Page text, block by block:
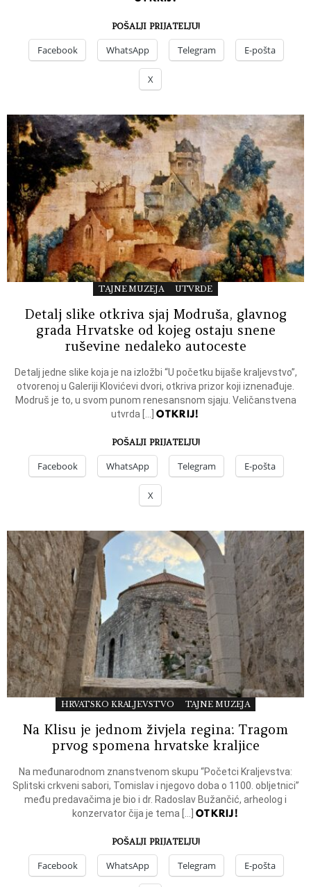
POŠALJI PRIJATELJU!
Facebook WhatsApp Telegram E-pošta
X
TAJNE MUZEJA UTVRDE
Detalj slike otkriva sjaj Modruša, glavnog
grada Hrvatske od kojeg ostaju snene
ruševine nedaleko autoceste
Detalj jedne slike koja je na izložbi “U početku bijaše kraljevstvo”,
otvorenoj u Galeriji Klovićevi dvori, otkriva prizor koji iznenađuje.
Modruš je to, u svom punom renesansnom sjaju. Veličanstvena
utvrda […]OTKRIJ!
POŠALJI PRIJATELJU!
Facebook WhatsApp Telegram E-pošta
X
HRVATSKO KRALJEVSTVO TAJNE MUZEJA
Na Klisu je jednom živjela regina: Tragom
prvog spomena hrvatske kraljice
Na međunarodnom znanstvenom skupu “Početci Kraljevstva:
Splitski crkveni sabori, Tomislav i njegovo doba o 1100. obljetnici”
među predavačima je bio i dr. Radoslav Bužančić, arheolog i
konzervator čija je tema […] OTKRIJ!
POŠALJI PRIJATELJU!
Facebook WhatsApp Telegram E-pošta